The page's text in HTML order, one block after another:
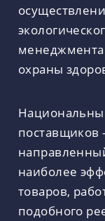
менеджмента
охраны
поставщиков
наиболее
товаров,
подобного